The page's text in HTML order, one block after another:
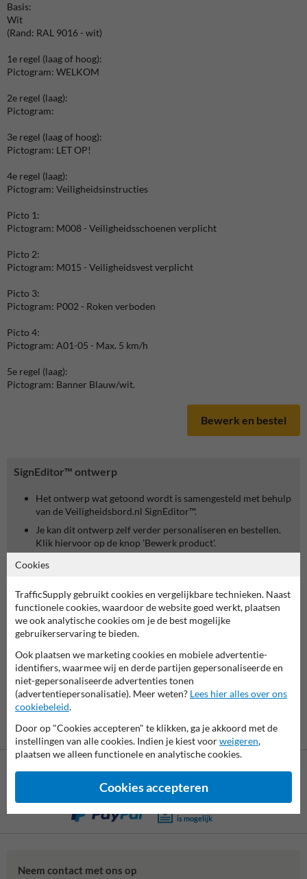
SignEditor™ ontwerp
Het ontwerp wat getoond wordt is samengesteld met behulp
van de Veiligheidsbord.nl SignEditor™.
Je kan dit ontwerp zelf verder personaliseren en bestellen.
Klik hiervoor op de knop 'Bewerk product'.
7061reviews
Rating9.4
Basis:
Wit
(Rand: RAL 9016 - wit)
1e regel (laag of hoog):
Pictogram: WELKOM
2e regel (laag):
Pictogram:
3e regel (laag of hoog):
Pictogram: LET OP!
4e regel (laag):
Pictogram: Veiligheidsinstructies
Picto 1:
Pictogram: M008 - Veiligheidsschoenen verplicht
Picto 2:
Pictogram: M015 - Veiligheidsvest verplicht
Picto 3:
Pictogram: P002 - Roken verboden
Picto 4:
Pictogram: A01-05 - Max. 5 km/h
5e regel (laag):
Pictogram: Banner Blauw/wit.
Bewerk en bestel
is mogelijk
Neem contact met ons op
Cookies
TrafficSupply gebruikt cookies en vergelijkbare technieken. Naast
functionele cookies, waardoor de website goed werkt, plaatsen
we ook analytische cookies om je de best mogelijke
gebruikerservaring te bieden.
Ook plaatsen we marketing cookies en mobiele advertentie-
identifiers, waarmee wij en derde partijen gepersonaliseerde en
niet-gepersonaliseerde advertenties tonen
(advertentiepersonalisatie). Meer weten? Lees hier alles over ons
cookiebeleid.
Door op "Cookies accepteren" te klikken, ga je akkoord met de
instellingen van alle cookies. Indien je kiest voorweigeren,
plaatsen we alleen functionele en analytische cookies.
Cookies accepteren